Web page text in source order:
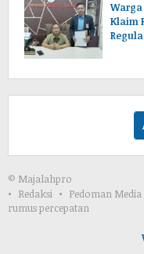
Klaim
© Majalahpro
Redaksi
Pedoman Media
rumus percepatan